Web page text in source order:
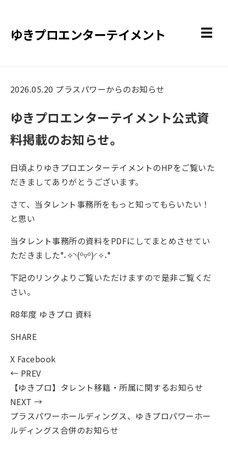
ゆきプロエンターテイメント ☰
2026.05.20 プラスパワーからのお知らせ
ゆきプロエンターテイメント公式資
料掲載のお知らせ。
日頃よりゆきプロエンターテイメントのHPをご覧いた
だきましてありがとうございます。
さて、当タレント事務所をもっと知ってもらいたい！
と思い
当タレント事務所の資料をPDFにしてまとめさせてい
ただきました°˖✧◝(⁰▿⁰)◜✧˖°
下記のリンクよりご覧いただけますので是非ご覧くだ
さい。
R8年度 ゆきプロ 資料
SHARE
X Facebook
← PREV
【ゆきプロ】タレント移籍・所属に関するお知らせ
NEXT →
プラスパワーホールディングス、ゆきプロパワーホー
ルディングス合併のお知らせ